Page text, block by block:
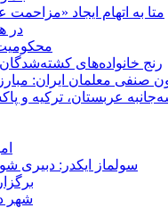
متا به اتهام ایجاد «مزاحمت عمومی»
در
محکومیت
رنج خانواده‌های
صنفی معلمان ایران:
عربستان، ترکیه و
سولماز ایکدر: دبیری
شهر